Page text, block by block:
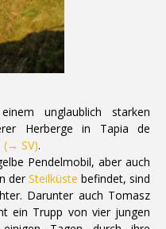
unglaublich starken
Herberge in Tapia de
(→ SV).
Pendelmobil, aber auch
der Steilküste befindet, sind
Darunter auch Tomasz
ein Trupp von vier jungen